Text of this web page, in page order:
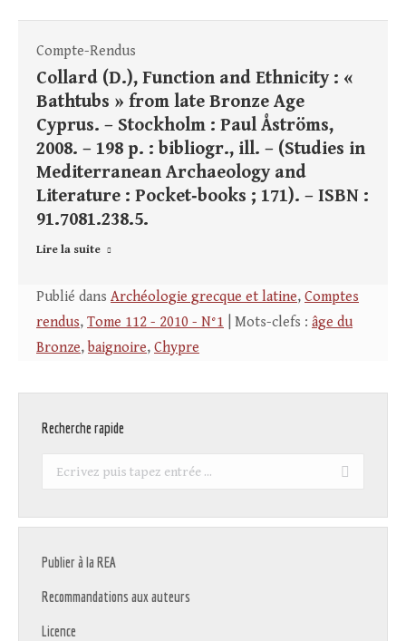
Compte-Rendus
Collard (D.), Function and Ethnicity : «
Bathtubs » from late Bronze Age
Cyprus. – Stockholm : Paul Åströms,
2008. – 198 p. : bibliogr., ill. – (Studies in
Mediterranean Archaeology and
Literature : Pocket‑books ; 171). – ISBN :
91.7081.238.5.
Lire la suite
Publié dans Archéologie grecque et latine, Comptes
rendus, Tome 112 - 2010 - N°1 | Mots-clefs : âge du
Bronze, baignoire, Chypre
Recherche rapide
Recherche
Publier à la REA
Recommandations aux auteurs
Licence